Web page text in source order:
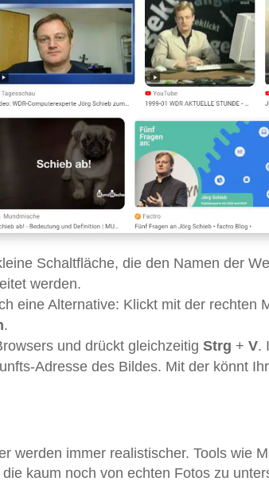
Schaltfläche, die den Namen der
werden.
eine Alternative: Klickt mit der rechten
.
und drückt gleichzeitig Strg + V.
Adresse des Bildes. Mit der könnt
werden immer realistischer. Tools wie
kaum noch von echten Fotos zu